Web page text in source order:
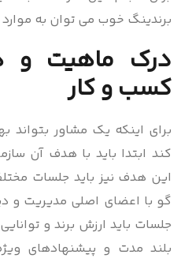
برندینگ خوب می توان به موارد
درک ماهیت و
کسب و کار
برای اینکه یک مشاور بتواند
کند ابتدا باید با هدف آن
این هدف نیز باید جلسات
گو با اعضای اصلی مدیریت و
جلسات باید ارزش برند و
بلند مدت و پیشنهادهای